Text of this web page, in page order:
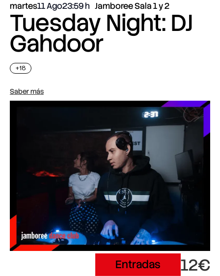
martes11 Ago23:59 Jamboree Sala 1 y 2
Tuesday Night: DJ
Gahdoor
+18
Saber más
Entradas 12€